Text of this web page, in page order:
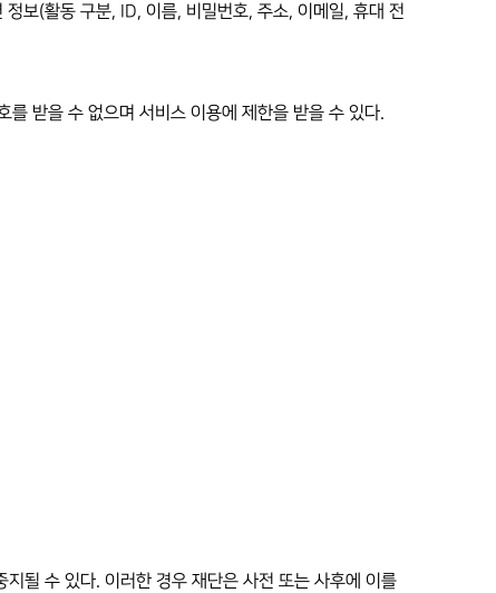
보(활동 구분, ID, 이름, 비밀번호, 주소, 이메일, 휴대 전
받을 수 없으며 서비스 이용에 제한을 받을 수 있다.
될 수 있다. 이러한 경우 재단은 사전 또는 사후에 이를